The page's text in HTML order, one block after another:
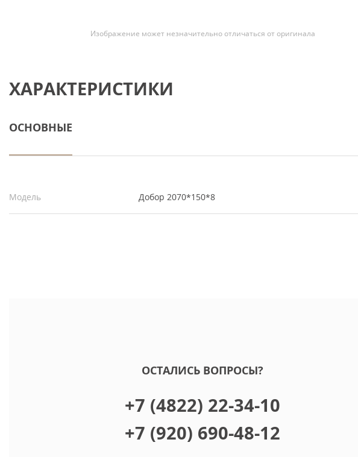
Изображение может незначительно отличаться от оригинала
ХАРАКТЕРИСТИКИ
ОСНОВНЫЕ
Модель Добор 2070*150*8
ОСТАЛИСЬ ВОПРОСЫ?
+7 (4822) 22-34-10
+7 (920) 690-48-12